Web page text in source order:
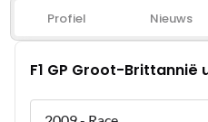
Profiel Nieuws
F1 GP Groot-Brittannië